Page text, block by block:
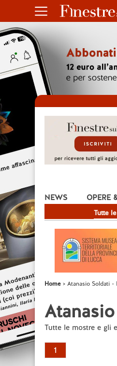
NEWS
Tutte
OPERE
Home Atanasio Soldati -
Tutte le mostre e gli
1